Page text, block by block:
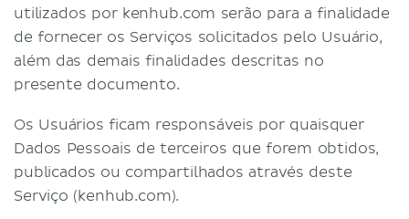
utilizados por kenhub.com serão para a finalidade
de fornecer os Serviços solicitados pelo Usuário,
além das demais finalidades descritas no
presente documento.
Os Usuários ficam responsáveis por quaisquer
Dados Pessoais de terceiros que forem obtidos,
publicados ou compartilhados através deste
Serviço (kenhub.com).